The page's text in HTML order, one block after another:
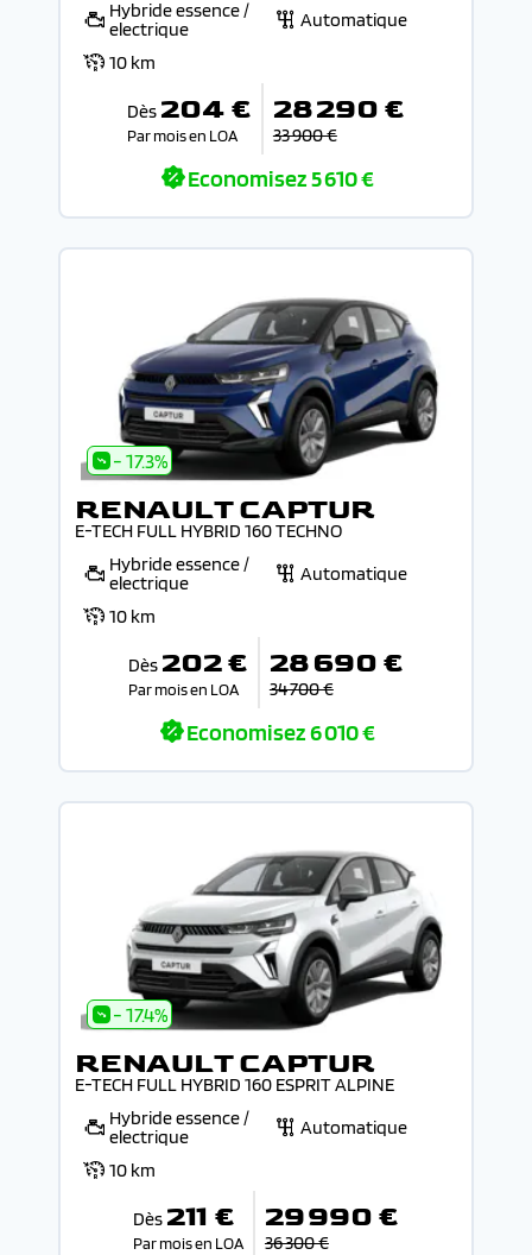
Hybride essence /
electrique
Automatique
10 km
Dès 204 €
Par mois en LOA
28 290 €
33 900 €
Economisez5 610 €
- 17.3%
RENAULT CAPTUR
E-TECH FULL HYBRID 160 TECHNO
Hybride essence /
electrique
Automatique
10 km
Dès 202 €
Par mois en LOA
28 690 €
34 700 €
Economisez6 010 €
- 17.4%
RENAULT CAPTUR
E-TECH FULL HYBRID 160 ESPRIT ALPINE
Hybride essence /
electrique
Automatique
10 km
Dès 211 €
Par mois en LOA
29 990 €
36 300 €